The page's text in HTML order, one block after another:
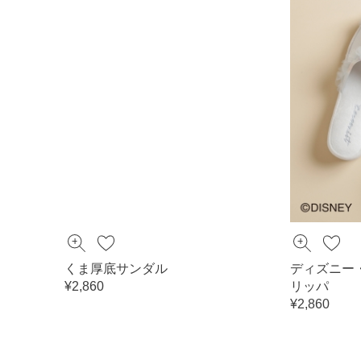
くま厚底サンダル
¥2,860
ディズニー
リッパ
¥2,860